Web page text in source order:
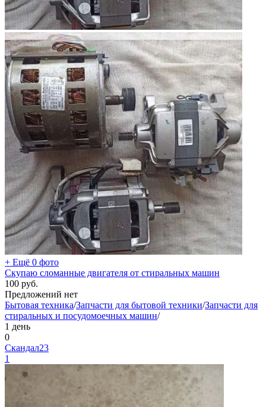
+ Ещё 0 фото
Скупаю сломанные двигателя от стиральных машин
100 руб.
Предложений нет
Бытовая техника/Запчасти для бытовой техники/Запчасти для
стиральных и посудомоечных машин/
1 день
0
Скандал23
1